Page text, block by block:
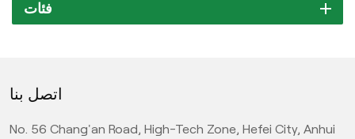
فئات
اتصل بنا
No. 56 Chang'an Road, High-Tech Zone, Hefei City, Anhui